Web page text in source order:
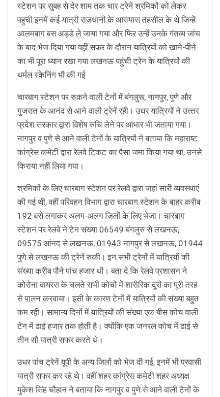
स्टेशन पर सुबह से देर शाम तक चार ट्रेने श्रमिकों को लेकर
पहुची इनमें कई यात्री राजधानी के आसपास तहसील के थे जिन्हें
आलमबाग बस अड्डे ले जाया गया और फिर उन्हें उनके गंतव्य जांच
के बाद भेज दिया गया वहीं सफर के दौरान यात्रियों को खाने-पीने
का भी पूरा ध्यान रखा गया लखनऊ पहुंची ट्रेन के यात्रियों की
थर्मल स्केनिंग भी की गई
चारबाग स्‍टेशन पर रुकने वाली टेनों में बंगलुरू, नागपुर, पुणे और
गुजरात के आनंद से आने वाली ट्रेनें रही। उधर यात्रियों ने उत्‍तर
प्रदेश सरकार द्वारा विशेष रुचि लेने पर आभार भी जताया गया।
नागपुर व पुणे से आने वाली टेनों के यात्रियों ने बताया कि महाराष्‍ट
कांग्रेस कमेटी द्वारा रेलवे टिकट का पैसा जमा किया गया था, उनसे
किराया नहीं लिया गया।
श्रमिकों के लिए चारबाग स्‍टेशन पर रेलवे द्वारा जहां सारी व्‍यवस्‍थाएं
की गई थी, वहीं परिवहन विभाग द्वारा चारबाग स्‍टेशन के बाहर करीब
192 बसे लगाकर अलग-अलग जिलों के लिए भेजा। चारबाग
स्‍टेशन पर रेलवे ने टेन संख्‍या 06549 बंगलुरु से लखनऊ,
09575 आंनद से लखनऊ, 01943 नागपुर से लखनऊ, 01944
पुणे से लखनऊ की ट्रेनें रुकी। इन सभी ट्रेनों में यात्रियों की
संख्‍या करीब पौने पांच हजार थी। बता दे कि रेलवे प्रशासन ने
कोरोना वायरस के चलते सभी कोचों में शारीरिक दूरी का पूरी तरह
से पालन करवाया। इसी के कारण टेनों में यात्रियों की संख्‍या बहुत
कम रही। सामान्‍य दिनों में यात्रियों की संख्‍या एक बीस कोच वाली
टेन में ढाई हजार तक होती है। क्‍योंकि एक जनरल कोच में ढाई से
तीन सौ यात्री सफर करते थे।
उधर पांच ट्रेनें यूपी के अन्‍य जिलों को भेज दी गई, इनमें भी प्रवासी
यात्री सफर कर रहे थे। वहीं शहर कांग्रेस कमेटी शहर अध्‍यक्ष
मुकेश सिंह चौहान ने बताया कि नागपुर व पुणे से आने वाली टेनों के